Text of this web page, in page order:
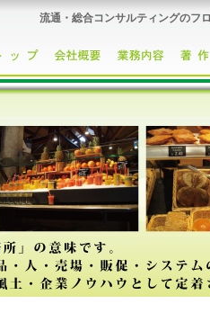
流通・総合コンサルティングのフ